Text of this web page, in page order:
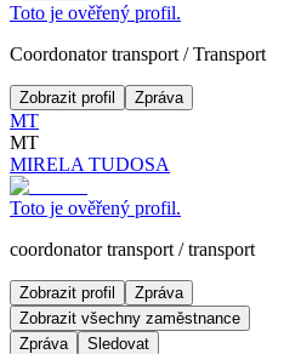
Toto je ověřený profil.
Coordonator transport /Transport
Zobrazit profil Zpráva
MT
MT
MIRELA TUDOSA
Toto je ověřený profil.
coordonator transport /transport
Zobrazit profil
Zpráva
Zobrazit všechny zaměstnance
Zpráva
Sledovat